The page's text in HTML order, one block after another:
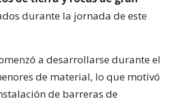
durante la jornada de este
a desarrollarse durante el
de material, lo que motivó
de barreras de